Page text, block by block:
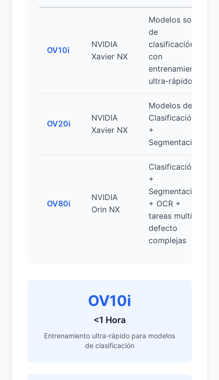
OV10i
NVIDIA
Xavier NX
Modelos solo
de
clasificación
con
entrenamiento
ultra-rápido
OV20i
NVIDIA
Xavier NX
Modelos de
Clasificación
+
Segmentación
OV80i
NVIDIA
Orin NX
Clasificación
+
Segmentación
+ OCR +
tareas multi-
defecto
complejas
OV10i
<1 Hora
Entrenamiento ultra-rápido para modelos
de clasificación